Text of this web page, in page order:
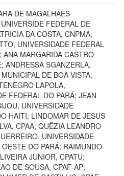
DE MAGALHÃES
FEDERAL DE
DA COSTA, CNPMA;
UNIVERSIDADE FEDERAL
ANA MARGARIDA CASTRO
ANDRESSA SGANZERLA,
DE BOA VISTA;
LAPOLA,
FEDERAL DO PARÁ; JEAN
UNIVERSIDADE
HAITI; LINDOMAR DE JESUS
CPAA; QUÊZIA LEANDRO
UNIVERSIDADE
DO PARÁ; RAIMUNDO
JUNIOR, CPATU;
DE SOUSA, CPAF-AP;